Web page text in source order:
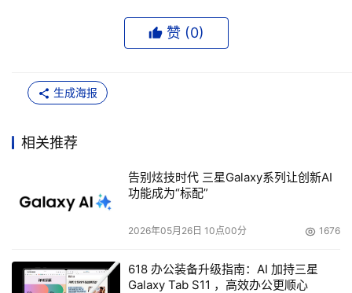
TCP/IP连接桥接器和主机。
后面板LED指示光纤连接状况。
环境和系统规格
CPU频率：2.4G或更高。
外形尺寸
赞 (0)
生成海报
相关推荐
告别炫技时代 三星Galaxy系列让创新AI
功能成为“标配”
2026年05月26日 10点00分 1676
618 办公装备升级指南：AI 加持三星
Galaxy Tab S11 ，高效办公更顺心